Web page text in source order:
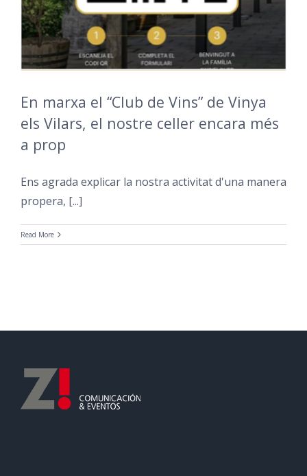
En marxa el “Club de Vins” de Vinya
els Vilars, el nostre celler encara més
a prop
Ens agrada explicar la nostra activitat d'una manera
propera, [...]
Read More